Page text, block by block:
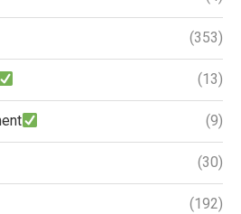
(353)
(13)
(9)
(30)
(192)